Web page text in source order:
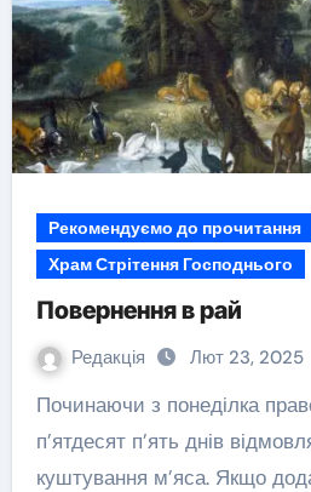
Рекомендуємо до прочитання
Храм Стрітення Господнього
Повернення в рай
Редакція Лют 23, 2025
Починаючи з понеділка православні на довгих
п’ятдесят п’ять днів
куштування м’яса. Якщо